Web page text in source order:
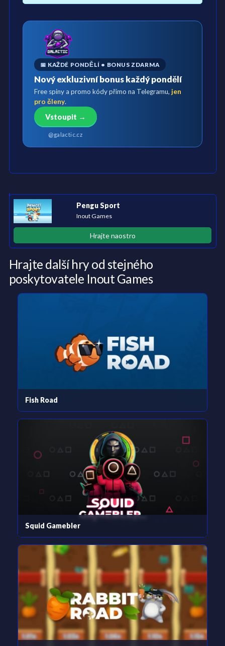
📅 KAŽDÉ PONDĚLÍ • BONUS ZDARMA
Nový exkluzivní bonus každý pondělí
Free spiny a promo kódy přímo na Telegramu, jen
pro členy.
Vstoupit →
@galactic.cz
Pengu Sport
Inout Games
Hrajte naostro
Hrajte další hry od stejného
poskytovatele Inout Games
Fish Road
Squid Gamebler